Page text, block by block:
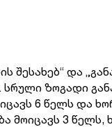
და
სრული ზოგადი
6 წელს და
მოიცავს 3 წელს,